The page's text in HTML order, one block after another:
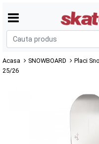
Acasa SNOWBOARD Placi
25/26